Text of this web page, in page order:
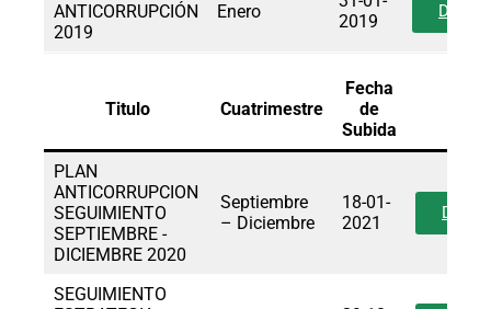
ANTICORRUPCIÓN
2019
Enero
2019
Titulo Cuatrimestre
Fecha
de
Subida
PLAN
ANTICORRUPCION
SEGUIMIENTO
SEPTIEMBRE -
DICIEMBRE 2020
Septiembre
– Diciembre
18-01-
2021
SEGUIMIENTO